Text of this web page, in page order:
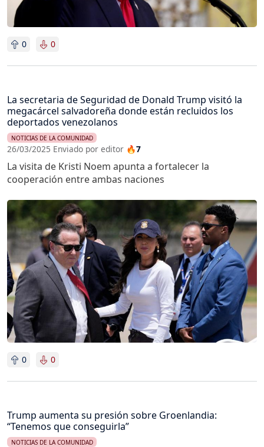
0 0
La secretaria de Seguridad de Donald Trump visitó la
megacárcel salvadoreña donde están recluidos los
deportados venezolanos
NOTICIAS DE LA COMUNIDAD
26/03/2025 Enviado por editor 🔥7
La visita de Kristi Noem apunta a fortalecer la
cooperación entre ambas naciones
Imagen
0 0
Trump aumenta su presión sobre Groenlandia:
“Tenemos que conseguirla”
NOTICIAS DE LA COMUNIDAD